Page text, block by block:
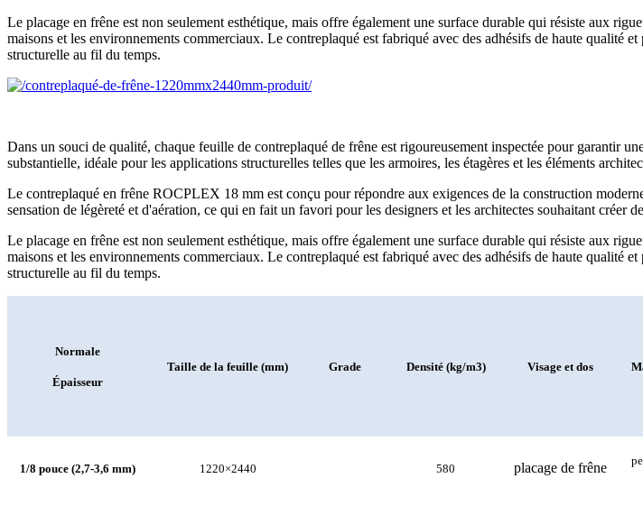
Le placage en frêne est non seulement esthétique, mais offre également une surface durable qui résiste aux
maisons et les environnements commerciaux. Le contreplaqué est fabriqué avec des adhésifs de haute qualité
structurelle au fil du temps.
Dans un souci de qualité, chaque feuille de contreplaqué de frêne est rigoureusement inspectée pour garantir
substantielle, idéale pour les applications structurelles telles que les armoires, les étagères et les éléments
Le contreplaqué en frêne ROCPLEX 18 mm est conçu pour répondre aux exigences de la construction
sensation de légèreté et d'aération, ce qui en fait un favori pour les designers et les architectes souhaitant créer
Le placage en frêne est non seulement esthétique, mais offre également une surface durable qui résiste aux
maisons et les environnements commerciaux. Le contreplaqué est fabriqué avec des adhésifs de haute qualité
structurelle au fil du temps.
Normale
Épaisseur
Taille de la feuille (mm) Grade Densité (kg/m3) Visage et dos
1/8 pouce (2,7-3,6 mm) 1220×2440 580 placage de frêne